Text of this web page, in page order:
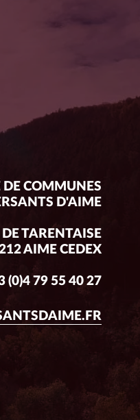
COMMUNES
D'AIME
TARENTAISE
AIME CEDEX
(0)4 79 55 40 27